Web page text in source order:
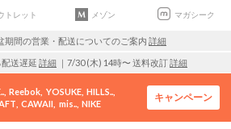
トレット メゾン マガシーク
期間の営業・配送についてのご案内 詳細
送遅延 詳細 ｜7/30 (木) 14時〜 送料改訂詳細
Reebok YOSUKE HILLS..
CAWAII mis.. NIKE
キャンペーン